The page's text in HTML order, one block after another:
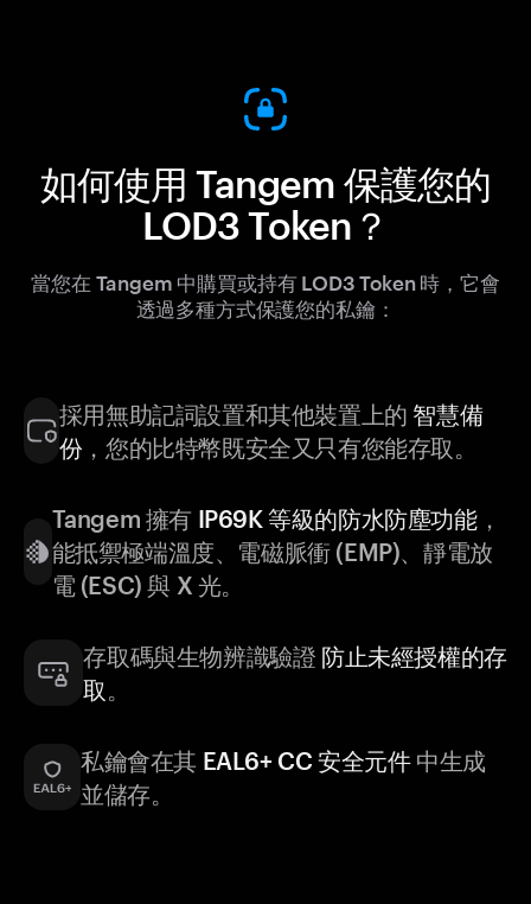
如何使用 Tangem 保護您的
LOD3 Token？
當您在 Tangem 中購買或持有 LOD3 Token 時，它會
透過多種方式保護您的私鑰：
採用無助記詞設置和其他裝置上的 智慧備
份，您的比特幣既安全又只有您能存取。
Tangem 擁有 IP69K 等級的防水防塵功能，
能抵禦極端溫度、電磁脈衝 (EMP)、靜電放
電 (ESC) 與 X 光。
存取碼與生物辨識驗證 防止未經授權的存
取 。
私鑰會在其 EAL6+ CC 安全元件中生成
並儲存。